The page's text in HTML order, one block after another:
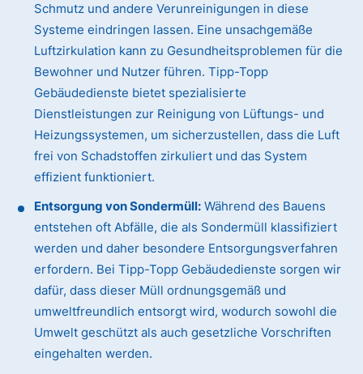
Schmutz und andere Verunreinigungen in diese
Systeme eindringen lassen. Eine unsachgemäße
Luftzirkulation kann zu Gesundheitsproblemen für die
Bewohner und Nutzer führen. Tipp-Topp
Gebäudedienste bietet spezialisierte
Dienstleistungen zur Reinigung von Lüftungs- und
Heizungssystemen, um sicherzustellen, dass die Luft
frei von Schadstoffen zirkuliert und das System
effizient funktioniert.
Entsorgung von Sondermüll: Während des Bauens
entstehen oft Abfälle, die als Sondermüll klassifiziert
werden und daher besondere Entsorgungsverfahren
erfordern. Bei Tipp-Topp Gebäudedienste sorgen wir
dafür, dass dieser Müll ordnungsgemäß und
umweltfreundlich entsorgt wird, wodurch sowohl die
Umwelt geschützt als auch gesetzliche Vorschriften
eingehalten werden.